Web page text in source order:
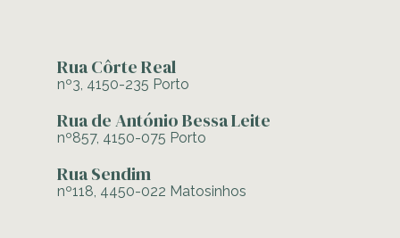
Rua Côrte Real
nº3, 4150-235 Porto
Rua de António Bessa Leite
nº857, 4150-075 Porto
Rua Sendim
nº118, 4450-022 Matosinhos